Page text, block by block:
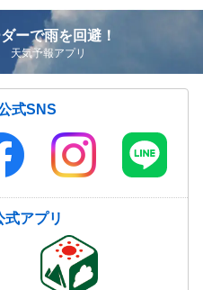
ーで雨を回避！
天気予報アプリ
式SNS
アプリ